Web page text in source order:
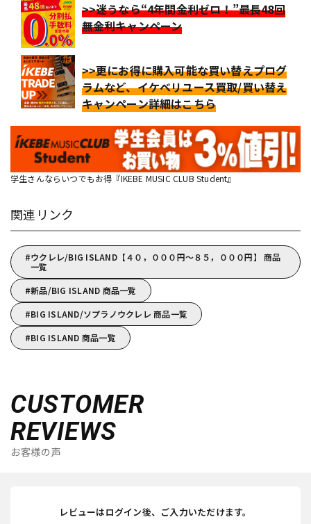
>>迷うなら“4年間金利ゼロ！”最長48回
無金利キャンペーン
>>更にお得に購入可能な買い替えプログ
ラムなど、イケベリユース買取/買い替え
キャンペーン詳細はこちら
学生さんならいつでもお得『IKEBE MUSIC CLUB Student』
関連リンク
ウクレレ/BIG ISLAND【４０，０００円～８５，０００円】 商品
一覧
新品/BIG ISLAND 商品一覧
BIG ISLAND/ソプラノウクレレ 商品一覧
BIG ISLAND 商品一覧
CUSTOMER
REVIEWS
お客様の声
レビューはログイン後、ご入力いただけます。